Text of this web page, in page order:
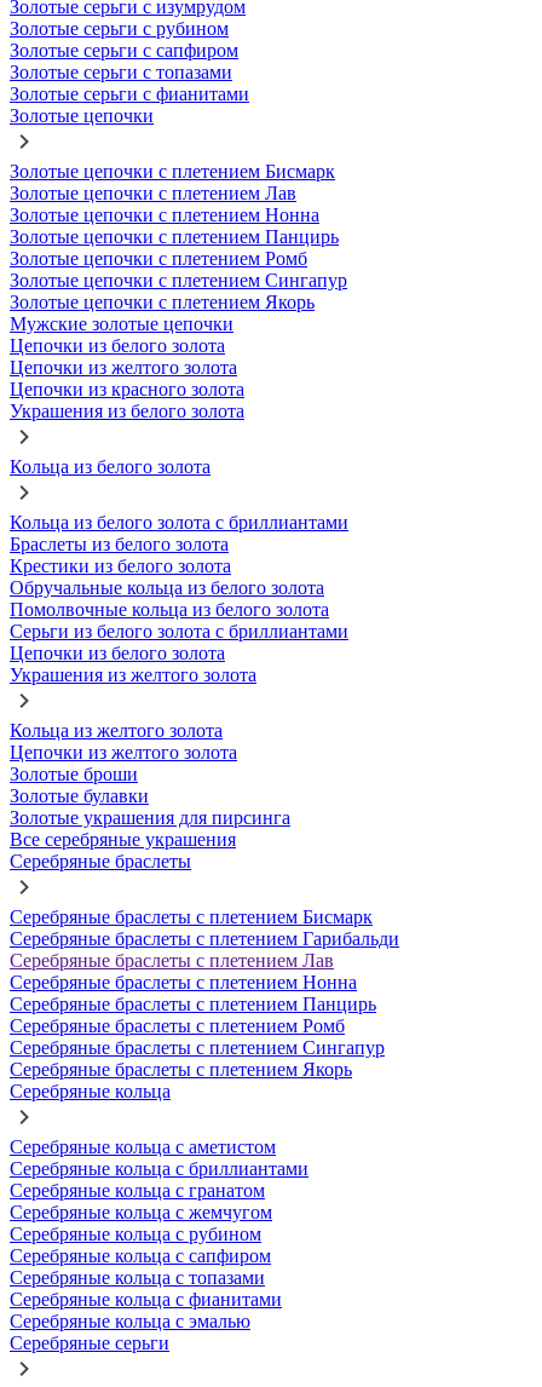
Золотые серьги с изумрудом
Золотые серьги с рубином
Золотые серьги с сапфиром
Золотые серьги с топазами
Золотые серьги с фианитами
Золотые цепочки
Золотые цепочки с плетением Бисмарк
Золотые цепочки с плетением Лав
Золотые цепочки с плетением Нонна
Золотые цепочки с плетением Панцирь
Золотые цепочки с плетением Ромб
Золотые цепочки с плетением Сингапур
Золотые цепочки с плетением Якорь
Мужские золотые цепочки
Цепочки из белого золота
Цепочки из желтого золота
Цепочки из красного золота
Украшения из белого золота
Кольца из белого золота
Кольца из белого золота с бриллиантами
Браслеты из белого золота
Крестики из белого золота
Обручальные кольца из белого золота
Помолвочные кольца из белого золота
Серьги из белого золота с бриллиантами
Цепочки из белого золота
Украшения из желтого золота
Кольца из желтого золота
Цепочки из желтого золота
Золотые броши
Золотые булавки
Золотые украшения для пирсинга
Все серебряные украшения
Серебряные браслеты
Серебряные браслеты с плетением Бисмарк
Серебряные браслеты с плетением Гарибальди
Серебряные браслеты с плетением Лав
Серебряные браслеты с плетением Нонна
Серебряные браслеты с плетением Панцирь
Серебряные браслеты с плетением Ромб
Серебряные браслеты с плетением Сингапур
Серебряные браслеты с плетением Якорь
Серебряные кольца
Серебряные кольца с аметистом
Серебряные кольца с бриллиантами
Серебряные кольца с гранатом
Серебряные кольца с жемчугом
Серебряные кольца с рубином
Серебряные кольца с сапфиром
Серебряные кольца с топазами
Серебряные кольца с фианитами
Серебряные кольца с эмалью
Серебряные серьги